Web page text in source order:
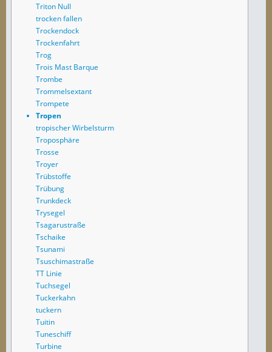
Triton Null
trocken fallen
Trockendock
Trockenfahrt
Trog
Trois Mast Barque
Trombe
Trommelsextant
Trompete
Tropen
tropischer Wirbelsturm
Troposphäre
Trosse
Troyer
Trübstoffe
Trübung
Trunkdeck
Trysegel
Tsagarustraße
Tschaike
Tsunami
Tsuschimastraße
TT Linie
Tuchsegel
Tuckerkahn
tuckern
Tuitin
Tuneschiff
Turbine